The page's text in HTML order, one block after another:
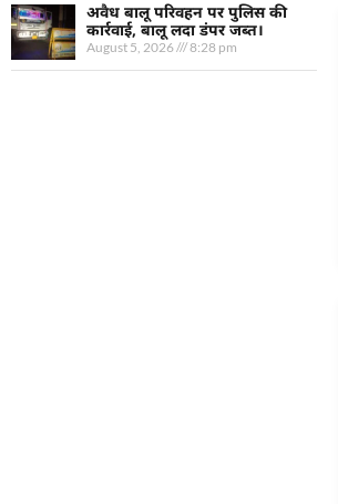
अवैध बालू परिवहन पर पुलिस की
कार्रवाई, बालू लदा डंपर जब्त।
August 5, 2026 8:28 pm